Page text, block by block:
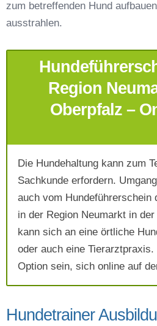
Telefonnummer*
Mit Absenden der
AGB`s.
zum betreffenden Hund
ausstrahlen.
Region
Oberpfalz –
Die Hundehaltung kann zum
Sachkunde erfordern.
auch vom Hundeführerschein
in der Region Neumarkt in
kann sich an eine örtliche
oder auch eine
Option sein, sich online auf
Hundetrainer